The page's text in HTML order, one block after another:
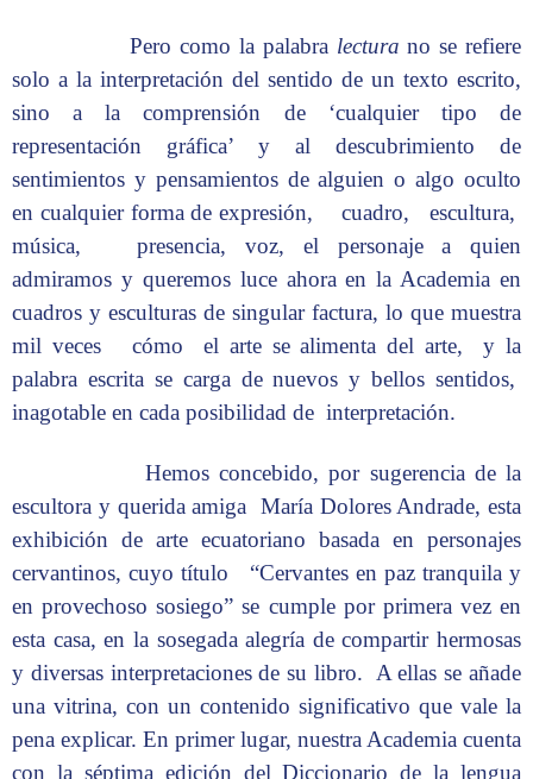
Pero como la palabra lectura no se refiere
solo a la interpretación del sentido de un texto escrito,
sino a la comprensión de ‘cualquier tipo de
representación gráfica’ y al descubrimiento de
sentimientos y pensamientos de alguien o algo oculto
en cualquier forma de expresión, cuadro, escultura,
música, presencia, voz, el personaje a quien
admiramos y queremos luce ahora en la Academia en
cuadros y esculturas de singular factura, lo que muestra
mil veces cómo el arte se alimenta del arte, y la
palabra escrita se carga de nuevos y bellos sentidos,
inagotable en cada posibilidad de interpretación.
Hemos concebido, por sugerencia de la
escultora y querida amiga María Dolores Andrade, esta
exhibición de arte ecuatoriano basada en personajes
cervantinos, cuyo título “Cervantes en paz tranquila y
en provechoso sosiego” se cumple por primera vez en
esta casa, en la sosegada alegría de compartir hermosas
y diversas interpretaciones de su libro. A ellas se añade
una vitrina, con un contenido significativo que vale la
pena explicar. En primer lugar, nuestra Academia cuenta
con la séptima edición del Diccionario de la lengua